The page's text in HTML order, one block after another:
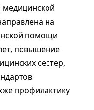
медицинской
на
помощи
повышение
сестер,
профилактику